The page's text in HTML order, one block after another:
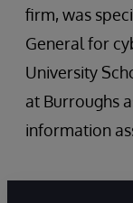
firm, was
General for
University
at Burroughs
information